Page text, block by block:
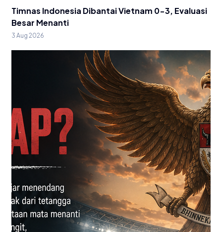
Timnas Indonesia Dibantai Vietnam 0-3, Evaluasi
Besar Menanti
3 Aug 2026